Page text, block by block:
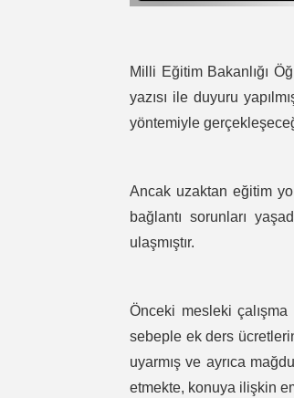
Milli Eğitim Bakanlığı
yazısı ile duyuru
yöntemiyle
Ancak uzaktan eğitim
bağlantı sorunları
ulaşmıştır.
Önceki mesleki
sebeple ek ders
uyarmış ve ayrıca
etmekte, konuya ilişkin